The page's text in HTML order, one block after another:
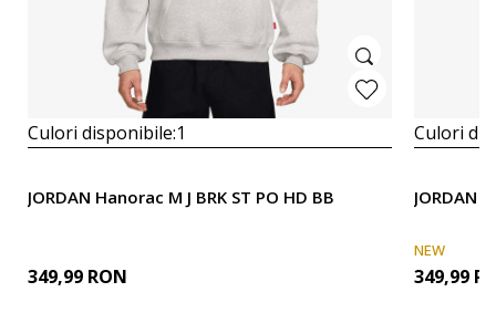
Culori disponibile:1
JORDAN Hanorac M J BRK ST PO HD BB
349,99 RON
Culori
JORDAN
NEW
349,99